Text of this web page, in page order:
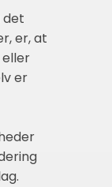
det
er, at
er